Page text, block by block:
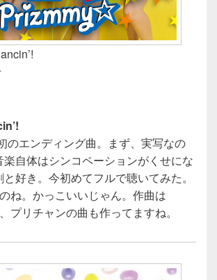
のエンディング曲。まず、実写なの
自体はシンコペーションがくせにな
好き。今初めてフルで聴いてみた。
ね。かっこいいじゃん。作曲は
プリチャンの曲も作ってますね。